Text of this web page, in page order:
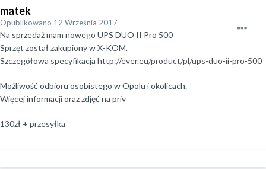
matek
Opublikowano 12 Września 2017
Na sprzedaż mam nowego UPS DUO II Pro 500
Sprzęt został zakupiony w X-KOM.
Szczegółowa specyfikacja http://ever.eu/product/pl/ups-duo-ii-pro-500
Możliwość odbioru osobistego w Opolu i okolicach.
Więcej informacji oraz zdjęć na priv
130zł + przesyłka